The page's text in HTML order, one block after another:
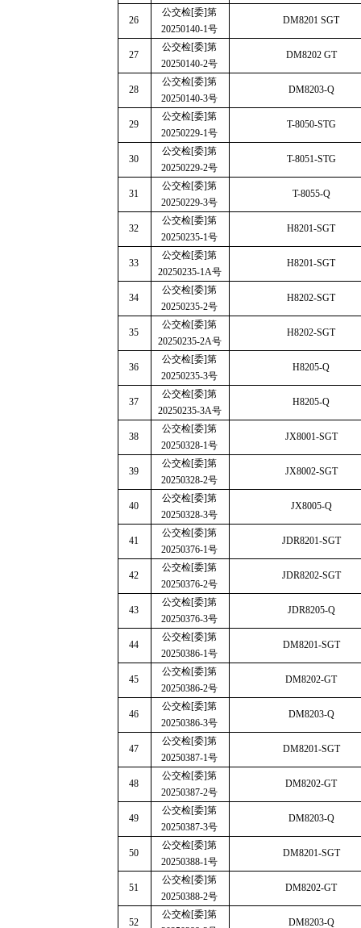
26
公交检[委]第
20250140-1号
DM8201 SGT
27
公交检[委]第
20250140-2号
DM8202 GT
28
公交检[委]第
20250140-3号
DM8203-Q
29
公交检[委]第
20250229-1号
T-8050-STG
30
公交检[委]第
20250229-2号
T-8051-STG
31
公交检[委]第
20250229-3号
T-8055-Q
32
公交检[委]第
20250235-1号
H8201-SGT
33
公交检[委]第
20250235-1A号
H8201-SGT
34
公交检[委]第
20250235-2号
H8202-SGT
35
公交检[委]第
20250235-2A号
H8202-SGT
36
公交检[委]第
20250235-3号
H8205-Q
37
公交检[委]第
20250235-3A号
H8205-Q
38
公交检[委]第
20250328-1号
JX8001-SGT
39
公交检[委]第
20250328-2号
JX8002-SGT
40
公交检[委]第
20250328-3号
JX8005-Q
41
公交检[委]第
20250376-1号
JDR8201-SGT
42
公交检[委]第
20250376-2号
JDR8202-SGT
43
公交检[委]第
20250376-3号
JDR8205-Q
44
公交检[委]第
20250386-1号
DM8201-SGT
45
公交检[委]第
20250386-2号
DM8202-GT
46
公交检[委]第
20250386-3号
DM8203-Q
47
公交检[委]第
20250387-1号
DM8201-SGT
48
公交检[委]第
20250387-2号
DM8202-GT
49
公交检[委]第
20250387-3号
DM8203-Q
50
公交检[委]第
20250388-1号
DM8201-SGT
51
公交检[委]第
20250388-2号
DM8202-GT
52
公交检[委]第
DM8203-Q